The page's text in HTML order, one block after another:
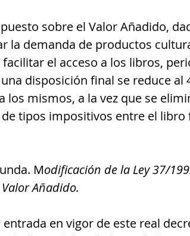
sobre el Valor Añadido,
la demanda de productos
el acceso a los libros,
disposición final se reduce al
los mismos, a la vez que se
tipos impositivos entre el libro
Modificación de la Ley 37/
Añadido.
en vigor de este real